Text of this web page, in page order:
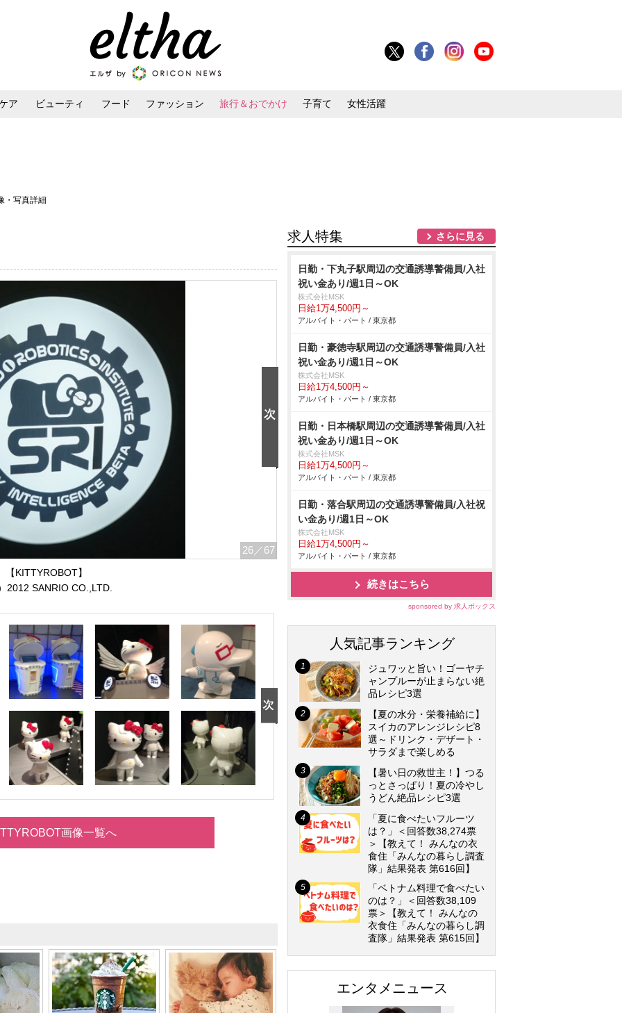
ア ビューティ フード ファッション 旅行＆おでかけ 子育て 女性活躍
・写真詳細
26 ／67
【KITTYROBOT】
2012 SANRIO CO.,LTD.
画像一覧へ
求人特集 さらに見る
日勤・下丸子駅周辺の交通誘導警備員/入社
祝い金あり/週1日～OK
株式会社MSK
日給1万4,500円～
アルバイト・パート / 東京都
日勤・豪徳寺駅周辺の交通誘導警備員/入社
祝い金あり/週1日～OK
株式会社MSK
日給1万4,500円～
アルバイト・パート / 東京都
日勤・日本橋駅周辺の交通誘導警備員/入社
祝い金あり/週1日～OK
株式会社MSK
日給1万4,500円～
アルバイト・パート / 東京都
日勤・落合駅周辺の交通誘導警備員/入社祝
い金あり/週1日～OK
株式会社MSK
日給1万4,500円～
アルバイト・パート / 東京都
続きはこちら
sponsored by 求人ボックス
人気記事ランキング
ジュワッと旨い！ゴーヤチ
ャンプルーが止まらない絶
品レシピ3選
【夏の水分・栄養補給に】
スイカのアレンジレシピ8
選～ドリンク・デザート・
サラダまで楽しめる
【暑い日の救世主！】つる
っとさっぱり！夏の冷やし
うどん絶品レシピ3選
「夏に食べたいフルーツ
は？」＜回答数38,274票
＞【教えて！ みんなの衣
食住「みんなの暮らし調査
隊」結果発表 第616回】
「ベトナム料理で食べたい
のは？」＜回答数38,109
票＞【教えて！ みんなの
衣食住「みんなの暮らし調
査隊」結果発表 第615回】
エンタメニュース